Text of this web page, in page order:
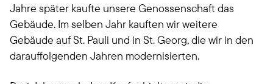
Jahre später kaufte unsere Genossenschaft das
Gebäude. Im selben Jahr kauften wir weitere
Gebäude auf St. Pauli und in St. Georg, die wir in den
darauffolgenden Jahren modernisierten.